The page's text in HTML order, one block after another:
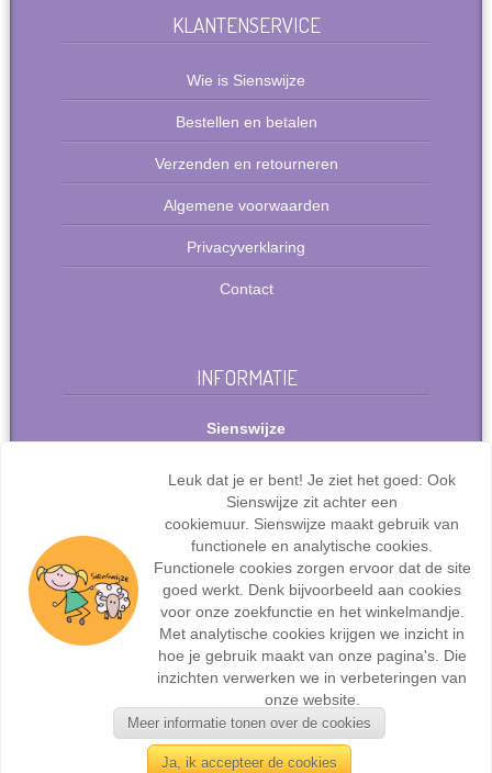
KLANTENSERVICE
Wie is Sienswijze
Bestellen en betalen
Verzenden en retourneren
Algemene voorwaarden
Privacyverklaring
Contact
INFORMATIE
Sienswijze
2711 PP Zoetermeer
Nederland
Tel: +31(0)627072095
info@sienswijze.nl
KvK-nr.: 67667317
Webdesign en ontwikkeling doorSienswijze ICT
Sienswijze | Alle rechten voorbehouden.
Leuk dat je er bent! Je ziet het goed: Ook
Sienswijze zit achter een
cookiemuur. Sienswijze maakt gebruik van
functionele en analytische cookies.
Functionele cookies zorgen ervoor dat de site
goed werkt. Denk bijvoorbeeld aan cookies
voor onze zoekfunctie en het winkelmandje.
Met analytische cookies krijgen we inzicht in
hoe je gebruik maakt van onze pagina's. Die
inzichten verwerken we in verbeteringen van
onze website.
Meer informatie tonen over de cookies
Ja, ik accepteer de cookies